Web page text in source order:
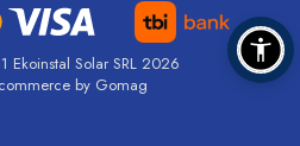
Ekoinstal Solar SRL 2026
by Gomag